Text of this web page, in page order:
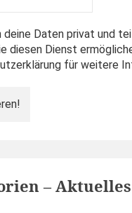
deine Daten privat und
diesen Dienst
für weitere
– Aktuelles